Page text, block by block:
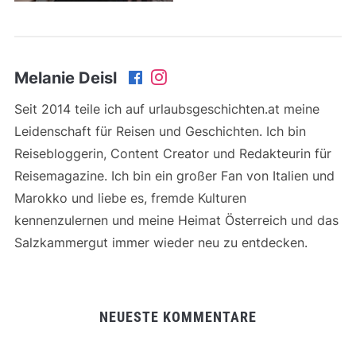
Melanie Deisl
Seit 2014 teile ich auf urlaubsgeschichten.at meine
Leidenschaft für Reisen und Geschichten. Ich bin
Reisebloggerin, Content Creator und Redakteurin für
Reisemagazine. Ich bin ein großer Fan von Italien und
Marokko und liebe es, fremde Kulturen
kennenzulernen und meine Heimat Österreich und das
Salzkammergut immer wieder neu zu entdecken.
NEUESTE KOMMENTARE